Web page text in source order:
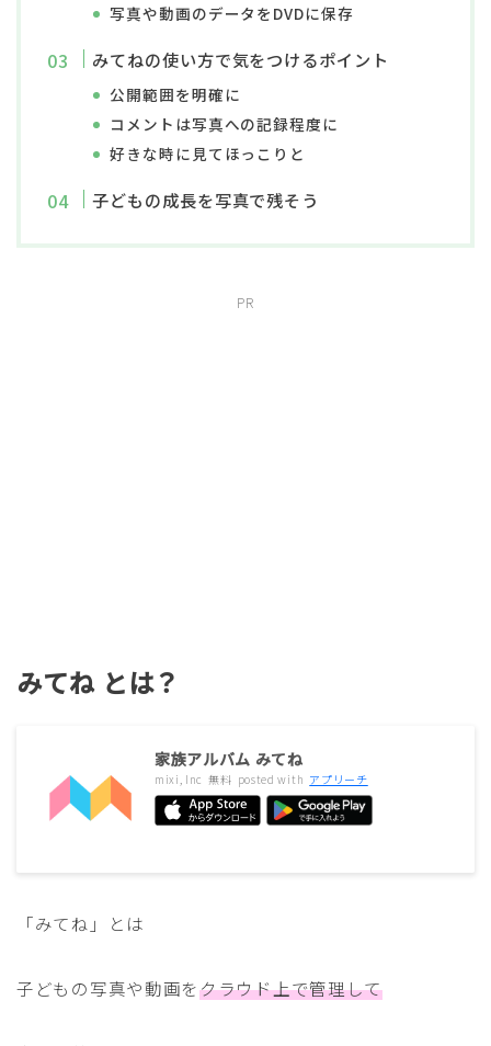
写真や動画のデータをDVDに保存
みてねの使い方で気をつけるポイント
公開範囲を明確に
コメントは写真への記録程度に
好きな時に見てほっこりと
子どもの成長を写真で残そう
PR
みてね とは？
家族アルバム みてね
mixi, Inc 無料 posted with アプリーチ
「みてね」とは
子どもの写真や動画をクラウド上で管理して